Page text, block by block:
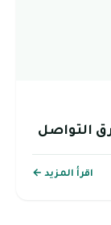
التواصل
اقرأ المزيد ←